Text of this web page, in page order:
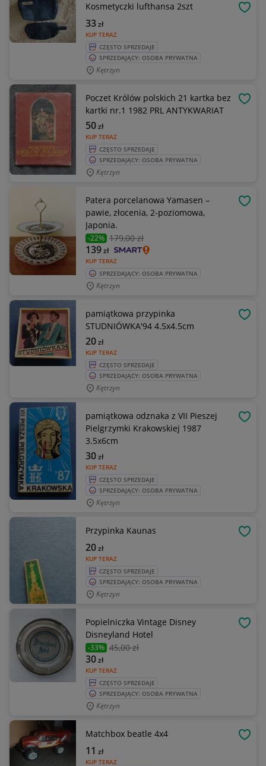
Kosmetyczki lufthansa 2szt
KUP TERAZ
33zł
CZĘSTO SPRZEDAJE
SPRZEDAJĄCY: OSOBA PRYWATNA
Kętrzyn
Poczet Królów polskich 21 kartka bez
kartki nr.1 1982 PRL ANTYKWARIAT
KUP TERAZ
50zł
CZĘSTO SPRZEDAJE
SPRZEDAJĄCY: OSOBA PRYWATNA
Kętrzyn
Patera porcelanowa Yamasen –
pawie, złocenia, 2-poziomowa,
Japonia.
-22% 179,00 zł
KUP TERAZ
139zł
SPRZEDAJĄCY: OSOBA PRYWATNA
Kętrzyn
pamiątkowa przypinka
STUDNIÓWKA'94 4.5x4.5cm
KUP TERAZ
20zł
CZĘSTO SPRZEDAJE
SPRZEDAJĄCY: OSOBA PRYWATNA
Kętrzyn
pamiątkowa odznaka z VII Pieszej
Pielgrzymki Krakowskiej 1987
3.5x6cm
KUP TERAZ
30zł
CZĘSTO SPRZEDAJE
SPRZEDAJĄCY: OSOBA PRYWATNA
Kętrzyn
Przypinka Kaunas
KUP TERAZ
20zł
CZĘSTO SPRZEDAJE
SPRZEDAJĄCY: OSOBA PRYWATNA
Kętrzyn
Popielniczka Vintage Disney
Disneyland Hotel
-33% 45,00 zł
KUP TERAZ
30zł
CZĘSTO SPRZEDAJE
SPRZEDAJĄCY: OSOBA PRYWATNA
Kętrzyn
Matchbox beatle 4x4
KUP TERAZ
11 zł